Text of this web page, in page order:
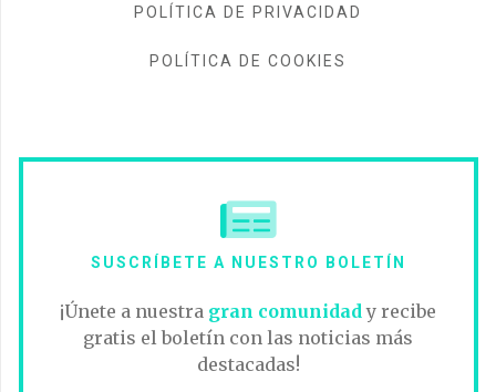
POLÍTICA DE PRIVACIDAD
POLÍTICA DE COOKIES
SUSCRÍBETE A NUESTRO BOLETÍN
¡Únete a nuestra gran comunidad y recibe
gratis el boletín con las noticias más
destacadas!